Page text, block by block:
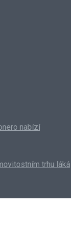
nabízí
trhu láká